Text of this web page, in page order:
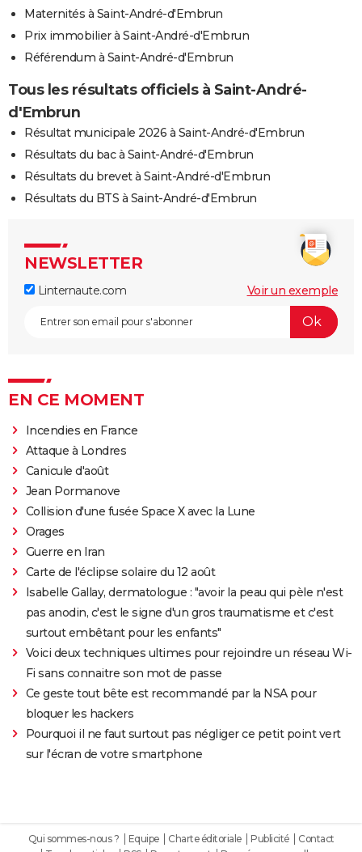
Maternités à Saint-André-d'Embrun
Prix immobilier à Saint-André-d'Embrun
Référendum à Saint-André-d'Embrun
Tous les résultats officiels à Saint-André-
d'Embrun
Résultat municipale 2026 à Saint-André-d'Embrun
Résultats du bac à Saint-André-d'Embrun
Résultats du brevet à Saint-André-d'Embrun
Résultats du BTS à Saint-André-d'Embrun
NEWSLETTER
Linternaute.com Voir un exemple
EN CE MOMENT
Incendies en France
Attaque à Londres
Canicule d'août
Jean Pormanove
Collision d'une fusée Space X avec la Lune
Orages
Guerre en Iran
Carte de l'éclipse solaire du 12 août
Isabelle Gallay, dermatologue : "avoir la peau qui pèle n'est
pas anodin, c'est le signe d'un gros traumatisme et c'est
surtout embêtant pour les enfants"
Voici deux techniques ultimes pour rejoindre un réseau Wi-
Fi sans connaitre son mot de passe
Ce geste tout bête est recommandé par la NSA pour
bloquer les hackers
Pourquoi il ne faut surtout pas négliger ce petit point vert
sur l'écran de votre smartphone
Qui sommes-nous ? Equipe Charte éditoriale Publicité
Contact